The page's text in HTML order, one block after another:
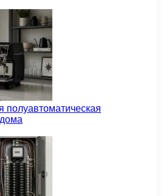
полуавтоматическая